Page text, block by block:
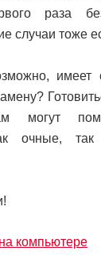
раза
случаи тоже
имеет
могут
очные,
компьютере